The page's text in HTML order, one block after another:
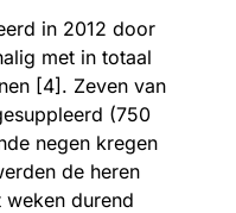
in 2012 door
met in totaal
[4]. Zeven van
(750
negen kregen
de heren
durend